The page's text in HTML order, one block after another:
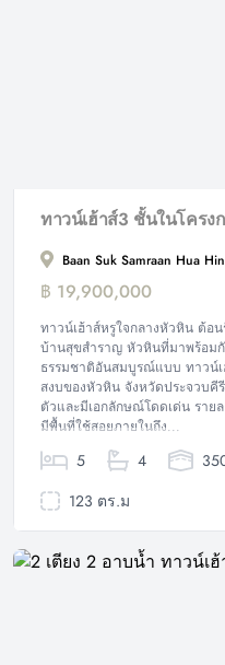
Baan Suk Samraan Hua
฿ 19,900,000
ทาวน์เฮ้าส์หรูใจกลางหัวหิน ต้อ
บ้านสุขสำราญ หัวหินที่มาพร้อม
ธรรมชาติอันสมบูรณ์แบบ ทาวน์เ
สงบของหัวหิน จังหวัดประจวบ
ตัวและมีเอกลักษณ์โดดเด่น ราย
มีพื้นที่ใช้สอยภายในถึง...
5 4
123 ตร.ม